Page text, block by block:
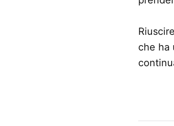
che ha